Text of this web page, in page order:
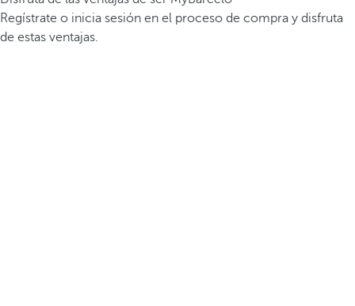
Regístrate o inicia sesión en el proceso de compra y disfruta
de estas ventajas.